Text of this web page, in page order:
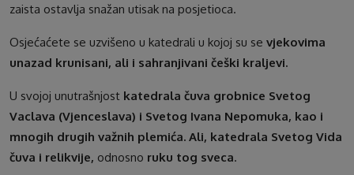
zaista ostavlja snažan utisak na posjetioca.
Osjećaćete se uzvišeno u katedrali u kojoj su se vjekovima
unazad krunisani, ali i sahranjivani češki kraljevi.
U svojoj unutrašnjost katedrala čuva grobnice Svetog
Vaclava (Vjenceslava) i Svetog Ivana Nepomuka, kao i
mnogih drugih važnih plemića. Ali, katedrala Svetog Vida
čuva i relikvije, odnosno ruku tog sveca.